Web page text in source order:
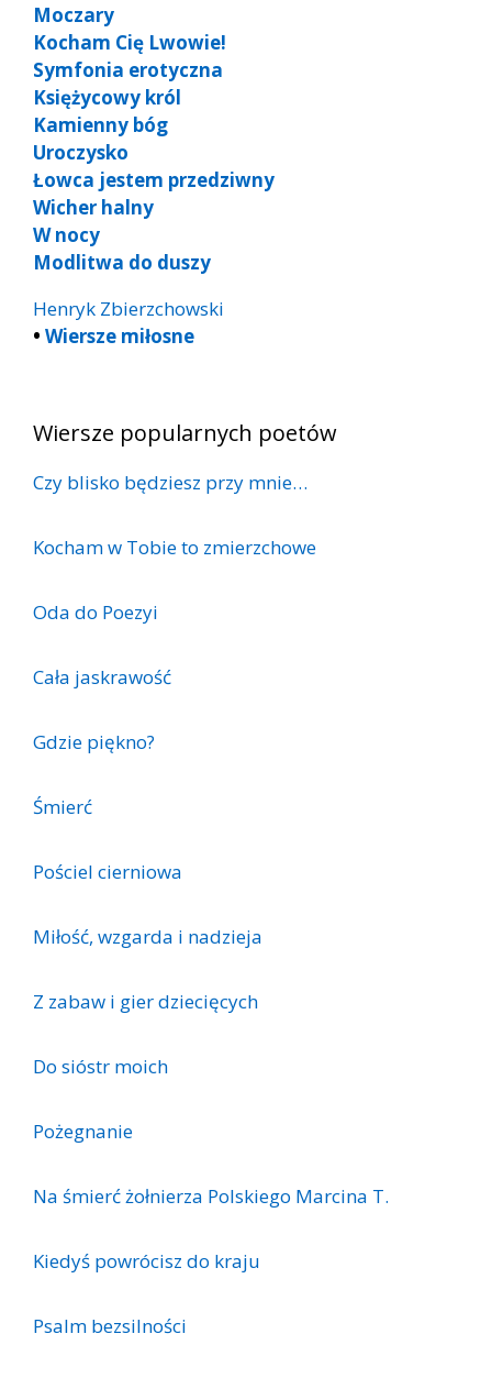
Moczary
Kocham Cię Lwowie!
Symfonia erotyczna
Księżycowy król
Kamienny bóg
Uroczysko
Łowca jestem przedziwny
Wicher halny
W nocy
Modlitwa do duszy
Henryk Zbierzchowski
• Wiersze miłosne
Wiersze popularnych poetów
Czy blisko będziesz przy mnie…
Kocham w Tobie to zmierzchowe
Oda do Poezyi
Cała jaskrawość
Gdzie piękno?
Śmierć
Pościel cierniowa
Miłość, wzgarda i nadzieja
Z zabaw i gier dziecięcych
Do sióstr moich
Pożegnanie
Na śmierć żołnierza Polskiego Marcina T.
Kiedyś powrócisz do kraju
Psalm bezsilności